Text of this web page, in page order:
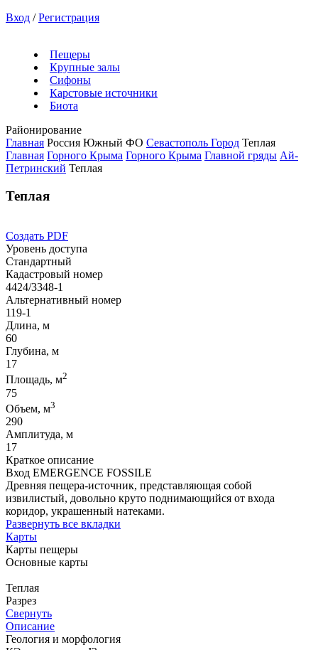
Вход / Регистрация
Пещеры
Крупные залы
Сифоны
Карстовые источники
Биота
Районирование
Главная Россия Южный ФО Севастополь Город Теплая
Главная Горного Крыма Горного Крыма Главной гряды Ай-
Петринский Теплая
Теплая
Создать PDF
Уровень доступа
Стандартный
Кадастровый номер
4424/3348-1
Альтернативный номер
119-1
Длина, м
60
Глубина, м
17
Площадь, м2
75
Объем, м3
290
Амплитуда, м
17
Краткое описание
Вход EMERGENCE FOSSILE
Древняя пещера-источник, представляющая собой
извилистый, довольно круто поднимающийся от входа
коридор, украшенный натеками.
Развернуть все вкладки
Карты
Карты пещеры
Основные карты
Теплая
Разрез
Свернуть
Описание
Геология и морфология